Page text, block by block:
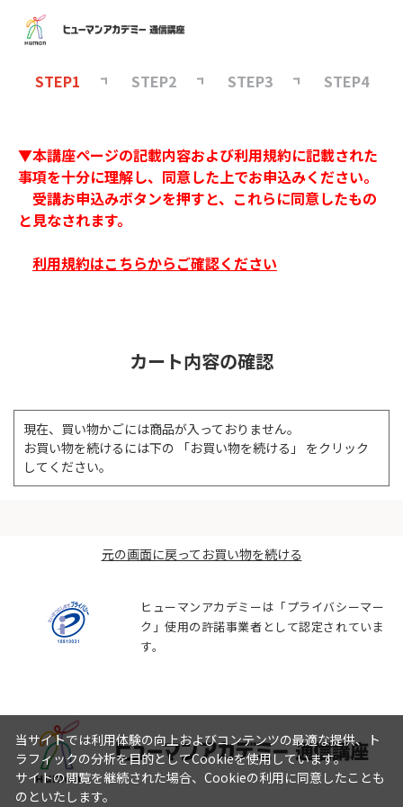
STEP1 STEP2 STEP3 STEP4
▼本講座ページの記載内容および利用規約に記載された
事項を十分に理解し、同意した上でお申込みください。
受講お申込みボタンを押すと、これらに同意したもの
と見なされます。
利用規約はこちらからご確認ください
カート内容の確認
現在、買い物かごには商品が入っておりません。
お買い物を続けるには下の 「お買い物を続ける」 をクリック
してください。
元の画面に戻ってお買い物を続ける
ヒューマンアカデミーは「プライバシーマー
ク」使用の許諾事業者として認定されていま
す。
当サイトでは利用体験の向上およびコンテンツの最適な提供、ト
ラフィックの分析を目的としてCookieを使用しています。
サイトの閲覧を継続された場合、Cookieの利用に同意したことも
のといたします。